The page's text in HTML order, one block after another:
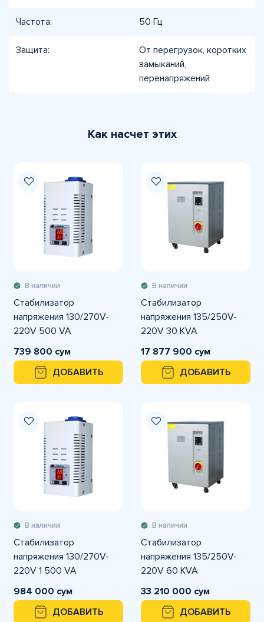
Частота: 50 Гц
Защита:
От перегрузок, коротких
замыканий,
перенапряжений
Как насчет этих
В наличии
Стабилизатор
напряжения 130/270V-
220V 500 VA
Однофазный CETINKAYA
739 800 сум
ДОБАВИТЬ
В наличии
Стабилизатор
напряжения 135/250V-
220V 30 KVA
Однофазный CETINKAYA
17 877 900 сум
ДОБАВИТЬ
В наличии
Стабилизатор
напряжения 130/270V-
220V 1 500 VA
Однофазный CETINKAYA
984 000 сум
ДОБАВИТЬ
В наличии
Стабилизатор
напряжения 135/250V-
220V 60 KVA
Однофазный CETINKAYA
33 210 000 сум
ДОБАВИТЬ